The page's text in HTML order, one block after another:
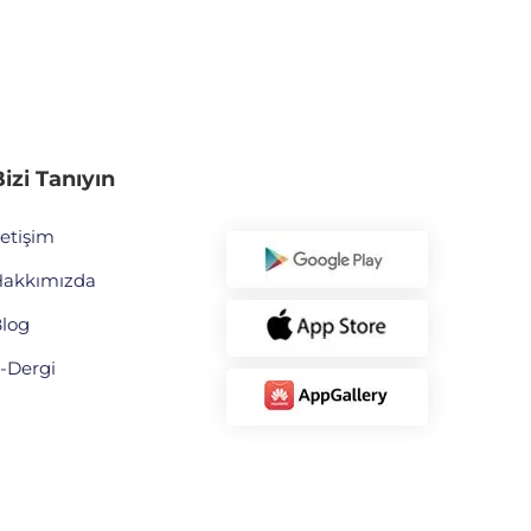
Tanıyın
Dergi